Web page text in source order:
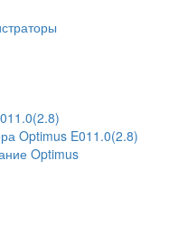
Optimus E011.0(2.8)
Optimus